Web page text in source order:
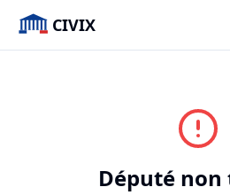
CIVIX
Député